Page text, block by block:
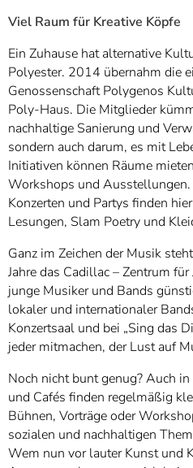
Viel Raum für Kreative Köpfe
Ein Zuhause hat alternative
Polyester. 2014 übernahm die
Genossenschaft Polygenos
Poly-Haus. Die Mitglieder
nachhaltige Sanierung und
sondern auch darum, es mit
Initiativen können Räume
Workshops und
Konzerten und Partys finden
Lesungen, Slam Poetry und
Ganz im Zeichen der Musik
Jahre das Cadillac – Zentrum
junge Musiker und Bands
lokaler und internationaler
Konzertsaal und bei „Sing das
jeder mitmachen, der Lust auf
Noch nicht bunt genug? Auch
und Cafés finden regelmäßig
Bühnen, Vorträge oder
sozialen und nachhaltigen
Wem nun vor lauter Kunst und